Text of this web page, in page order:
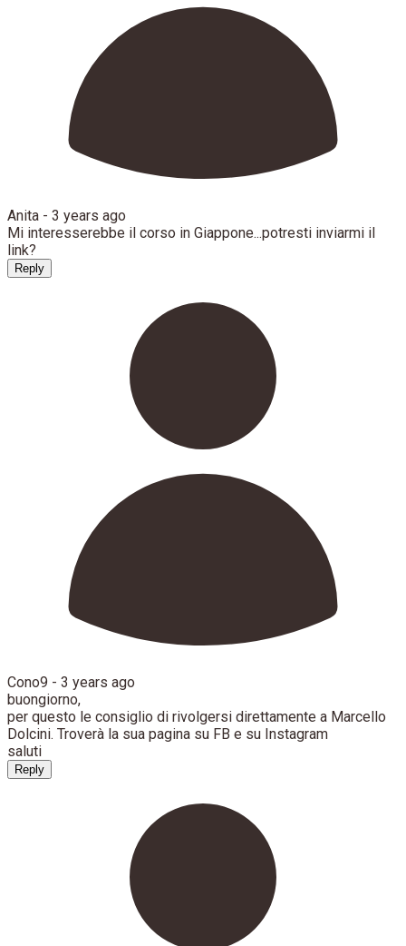
Anita - 3 years ago
Mi interesserebbe il corso in Giappone...potresti inviarmi il
link?
Reply
Cono9 - 3 years ago
buongiorno,
per questo le consiglio di rivolgersi direttamente a Marcello
Dolcini. Troverà la sua pagina su FB e su Instagram
saluti
Reply